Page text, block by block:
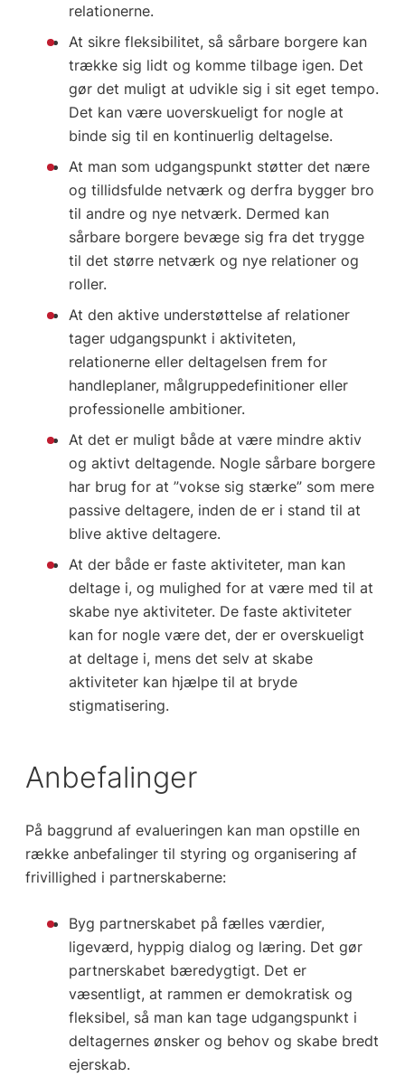
relationerne.
At sikre fleksibilitet, så sårbare borgere kan
trække sig lidt og komme tilbage igen. Det
gør det muligt at udvikle sig i sit eget tempo.
Det kan være uoverskueligt for nogle at
binde sig til en kontinuerlig deltagelse.
At man som udgangspunkt støtter det nære
og tillidsfulde netværk og derfra bygger bro
til andre og nye netværk. Dermed kan
sårbare borgere bevæge sig fra det trygge
til det større netværk og nye relationer og
roller.
At den aktive understøttelse af relationer
tager udgangspunkt i aktiviteten,
relationerne eller deltagelsen frem for
handleplaner, målgruppedefinitioner eller
professionelle ambitioner.
At det er muligt både at være mindre aktiv
og aktivt deltagende. Nogle sårbare borgere
har brug for at ”vokse sig stærke” som mere
passive deltagere, inden de er i stand til at
blive aktive deltagere.
At der både er faste aktiviteter, man kan
deltage i, og mulighed for at være med til at
skabe nye aktiviteter. De faste aktiviteter
kan for nogle være det, der er overskueligt
at deltage i, mens det selv at skabe
aktiviteter kan hjælpe til at bryde
stigmatisering.
Anbefalinger
På baggrund af evalueringen kan man opstille en
række anbefalinger til styring og organisering af
frivillighed i partnerskaberne:
Byg partnerskabet på fælles værdier,
ligeværd, hyppig dialog og læring. Det gør
partnerskabet bæredygtigt. Det er
væsentligt, at rammen er demokratisk og
fleksibel, så man kan tage udgangspunkt i
deltagernes ønsker og behov og skabe bredt
ejerskab.